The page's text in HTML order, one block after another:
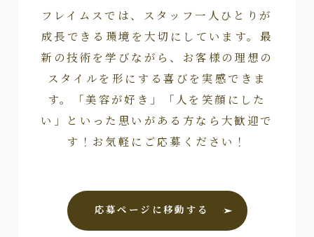
フレイムスでは、スタッフ一人ひとりが
成長できる環境を大切にしています。最
新の技術を学びながら、お客様の理想の
スタイルを形にする喜びを実感できま
す。「美容が好き」「人を笑顔にした
い」といった思いがある方なら大歓迎で
す！お気軽にご応募ください！
応募ページに移動する